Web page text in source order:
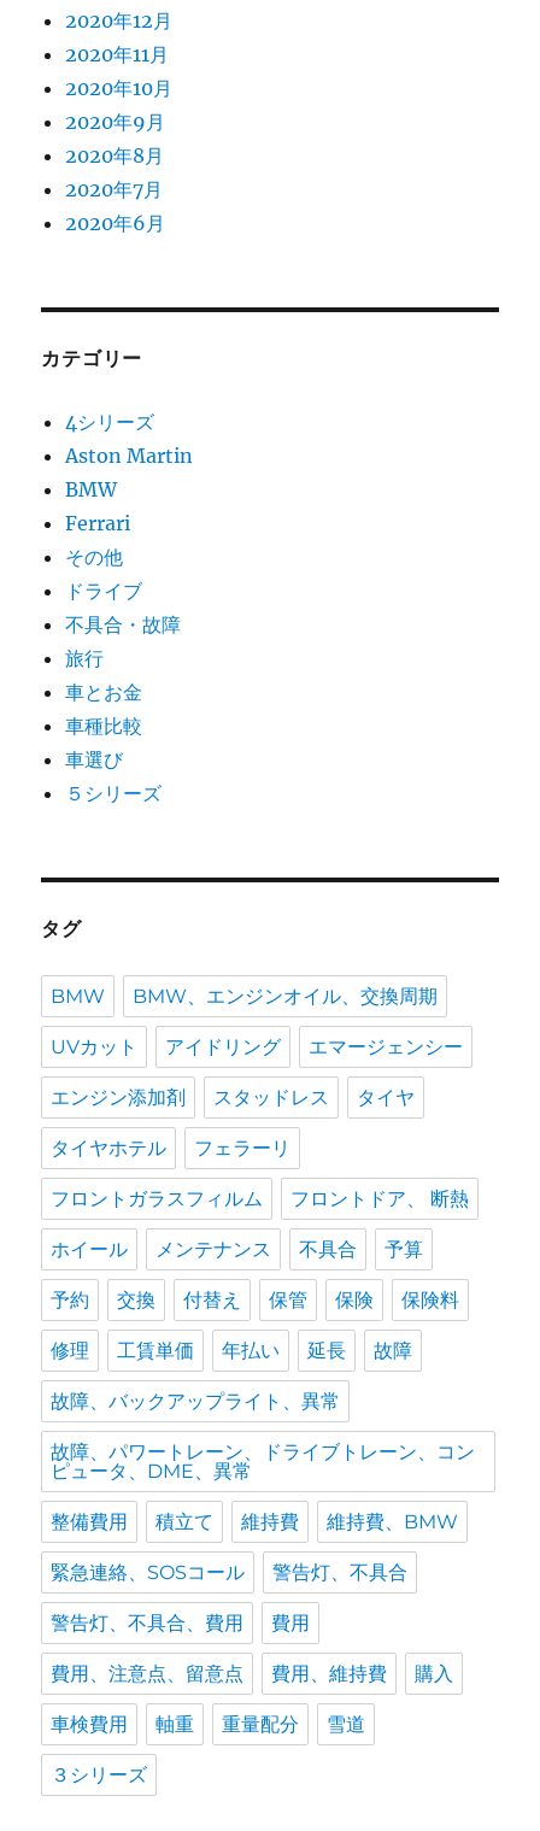
2020年12月
2020年11月
2020年10月
2020年9月
2020年8月
2020年7月
2020年6月
カテゴリー
4シリーズ
Aston Martin
BMW
Ferrari
その他
ドライブ
不具合・故障
旅行
車とお金
車種比較
車選び
５シリーズ
タグ
BMW BMW、エンジンオイル、交換周期
UVカット アイドリング エマージェンシー
エンジン添加剤 スタッドレス タイヤ
タイヤホテル フェラーリ
フロントガラスフィルム フロントドア、 断熱
ホイール メンテナンス 不具合 予算
予約 交換 付替え 保管 保険 保険料
修理 工賃単価 年払い 延長 故障
故障、バックアップライト、異常
故障、パワートレーン、ドライブトレーン、コン
ピュータ、DME、異常
整備費用 積立て 維持費 維持費、BMW
緊急連絡、SOSコール 警告灯、不具合
警告灯、不具合、費用 費用
費用、注意点、留意点 費用、維持費 購入
車検費用 軸重 重量配分 雪道
３シリーズ